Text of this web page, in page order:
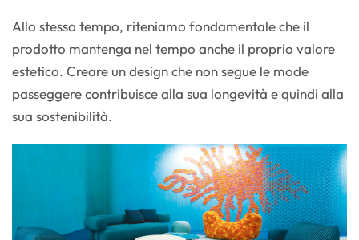
Allo stesso tempo, riteniamo fondamentale che il
prodotto mantenga nel tempo anche il proprio valore
estetico. Creare un design che non segue le mode
passeggere contribuisce alla sua longevità e quindi alla
sua sostenibilità.